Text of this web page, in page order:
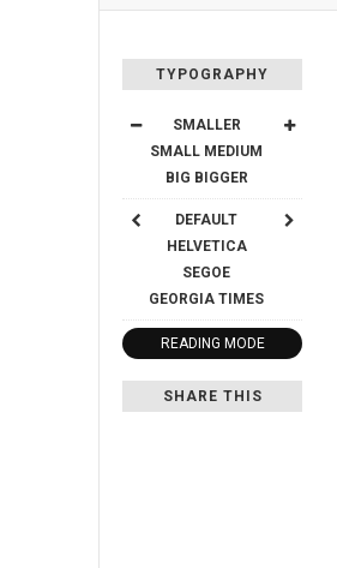
TYPOGRAPHY
SMALLER
SMALL MEDIUM
BIG BIGGER
DEFAULT
HELVETICA
SEGOE
GEORGIA TIMES
READING MODE
SHARE THIS